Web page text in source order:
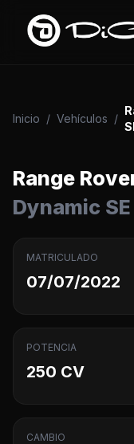
Inicio / Vehículos /
Range
Dynamic
MATRICULADO
07/07/2022
POTENCIA
250 CV
CAMBIO